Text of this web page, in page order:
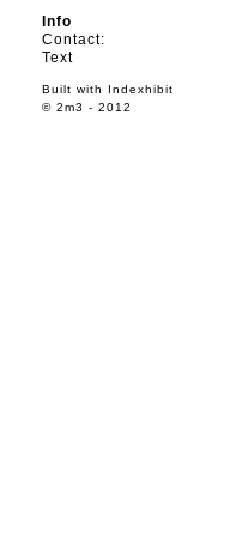
Info
Contact:
Text
Built with Indexhibit
© 2m3 - 2012